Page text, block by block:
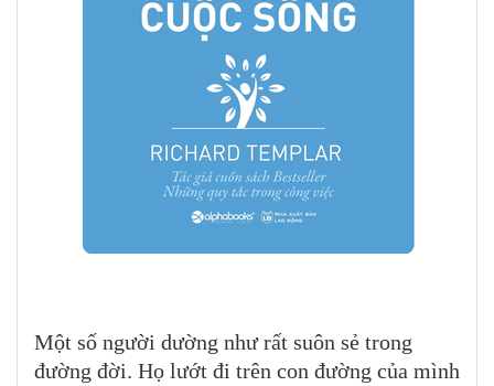
Một số người dường như rất suôn sẻ trong
đường đời. Họ lướt đi trên con đường của mình